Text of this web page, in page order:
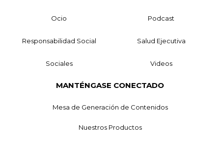
Ocio Podcast
Responsabilidad Social Salud Ejecutiva
Sociales Videos
MANTÉNGASE CONECTADO
Mesa de Generación de Contenidos
Nuestros Productos